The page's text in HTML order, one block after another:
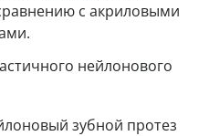
с акриловыми
нейлонового
зубной протез